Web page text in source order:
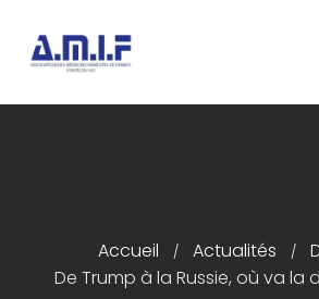
Accueil
Accueil / Actualités /
De Trump à la Russie, où va la